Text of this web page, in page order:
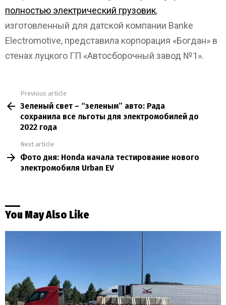
полностью электрический грузовик,
изготовленный для датской компании Banke
Electromotive, представила корпорация «Богдан» в
стенах луцкого ГП «Автосборочный завод №1».
more
Previous article
Зеленый свет – “зеленым” авто: Рада
сохранила все льготы для электромобилей до
2022 года
Next article
Фото дня: Honda начала тестирование нового
электромобиля Urban EV
You May Also Like